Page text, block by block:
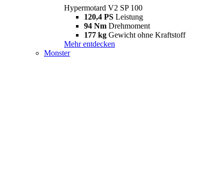
Hypermotard V2 SP 100
120,4 PS Leistung
94 Nm Drehmoment
177 kg Gewicht ohne Kraftstoff
Mehr entdecken
Monster